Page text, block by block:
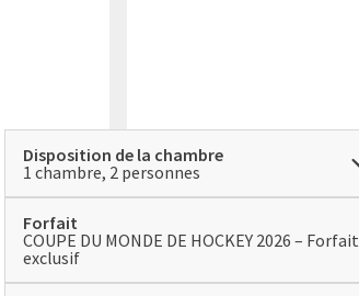
Disposition de la chambre
1 chambre, 2 personnes
Forfait
COUPE DU MONDE DE HOCKEY 2026 – Forfait
exclusif